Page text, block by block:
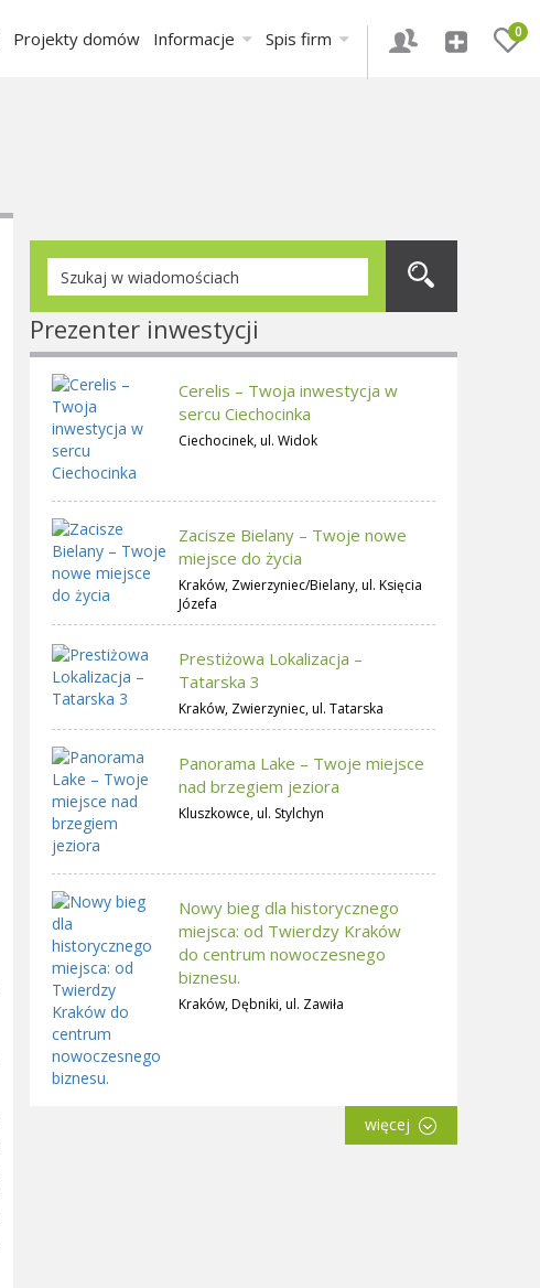
0
Projekty domów Informacje Spis firm
Prezenter inwestycji
Cerelis – Twoja inwestycja w
sercu Ciechocinka
Ciechocinek, ul. Widok
Zacisze Bielany – Twoje nowe
miejsce do życia
Kraków, Zwierzyniec/Bielany, ul. Księcia
Józefa
Prestiżowa Lokalizacja –
Tatarska 3
Kraków, Zwierzyniec, ul. Tatarska
Panorama Lake – Twoje miejsce
nad brzegiem jeziora
Kluszkowce, ul. Stylchyn
Nowy bieg dla historycznego
miejsca: od Twierdzy Kraków
do centrum nowoczesnego
biznesu.
Kraków, Dębniki, ul. Zawiła
więcej